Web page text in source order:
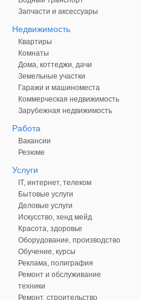
Запчасти и аксессуары
Недвижимость
Квартиры
Комнаты
Дома, коттеджи, дачи
Земельные участки
Гаражи и машиноместа
Коммерческая недвижимость
Зарубежная недвижимость
Работа
Вакансии
Резюме
Услуги
IT, интернет, телеком
Бытовые услуги
Деловые услуги
Искусство, хенд мейд
Красота, здоровье
Оборудование, производство
Обучение, курсы
Реклама, полиграфия
Ремонт и обслуживание
техники
Ремонт, строительство